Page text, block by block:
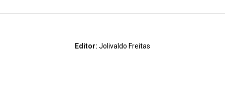
Editor: Jolivaldo Freitas